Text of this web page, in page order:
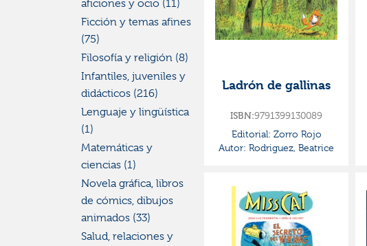
aficiones y ocio (11)
Ficción y temas afines
(75)
Filosofía y religión (8)
Infantiles, juveniles y
didácticos (216)
Lenguaje y lingüística
(1)
Matemáticas y
ciencias (1)
Novela gráfica, libros
de cómics, dibujos
animados (33)
Salud, relaciones y
Ladrón de gallinas
ISBN:9791399130089
Editorial: Zorro Rojo
Autor: Rodriguez, Beatrice